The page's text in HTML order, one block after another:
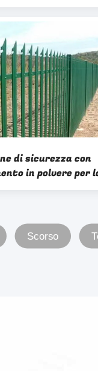
acciaio per
caldo
di sicurezza con
in polvere per
per l'Europa
Scorso